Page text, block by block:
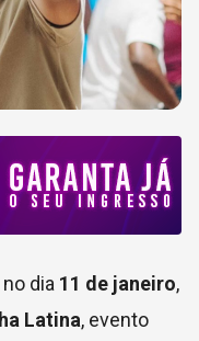
dia 11 de janeiro,
Latina, evento